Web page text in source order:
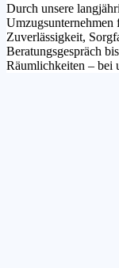
Durch unsere
Zuverlässigkeit,
Beratungsgespräch
Räumlichkeiten – bei